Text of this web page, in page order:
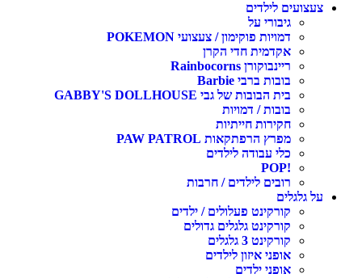
צעצועים לילדים
גיבורי על
דמויות פוקימון / צעצועי POKEMON
אקדמית חדי הקרן
ריינבוקורן Rainbocorns
בובות ברבי Barbie
בית הבובות של גבי GABBY'S DOLLHOUSE
בובות / דמויות
חקירות חייתיות
מפרץ הרפתקאות PAW PATROL
כלי עבודה לילדים
!POP
רובים לילדים / חרבות
על גלגלים
קורקינט פעלולים / ילדים
קורקינט גלגלים גדולים
קורקינט 3 גלגלים
אופני איזון לילדים
אופני ילדים